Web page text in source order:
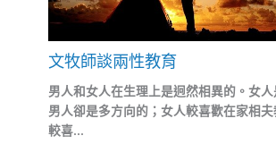
文牧師談兩性教育
男人和女人在生理上是迥然相異的。女人
男人卻是多方向的；女人較喜歡在家相
較喜...